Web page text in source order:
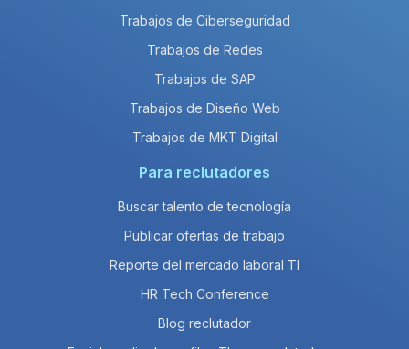
Trabajos de Ciberseguridad
Trabajos de Redes
Trabajos de SAP
Trabajos de Diseño Web
Trabajos de MKT Digital
Para reclutadores
Buscar talento de tecnología
Publicar ofertas de trabajo
Reporte del mercado laboral TI
HR Tech Conference
Blog reclutador